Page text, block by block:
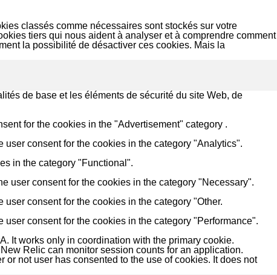
classés comme nécessaires sont stockés sur votre
tiers qui nous aident à analyser et à comprendre comment
la possibilité de désactiver ces cookies. Mais la
de base et les éléments de sécurité du site Web, de
for the cookies in the "Advertisement" category .
consent for the cookies in the category "Analytics".
in the category "Functional".
user consent for the cookies in the category "Necessary".
consent for the cookies in the category "Other.
consent for the cookies in the category "Performance".
It works only in coordination with the primary cookie.
Relic can monitor session counts for an application.
not user has consented to the use of cookies. It does not